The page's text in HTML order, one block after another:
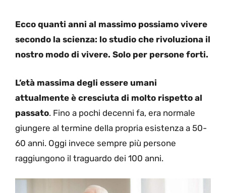
Ecco quanti anni al massimo possiamo vivere
secondo la scienza: lo studio che rivoluziona il
nostro modo di vivere. Solo per persone forti.
L’età massima degli essere umani
attualmente è cresciuta di molto rispetto al
passato. Fino a pochi decenni fa, era normale
giungere al termine della propria esistenza a 50-
60 anni. Oggi invece sempre più persone
raggiungono il traguardo dei 100 anni.